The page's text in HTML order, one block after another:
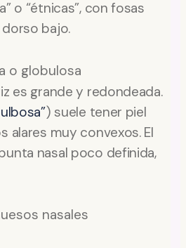
o “étnicas”, con fosas
bajo.
o globulosa
es grande y redondeada.
) suele tener piel
alares muy convexos. El
nasal poco definida,
nasales